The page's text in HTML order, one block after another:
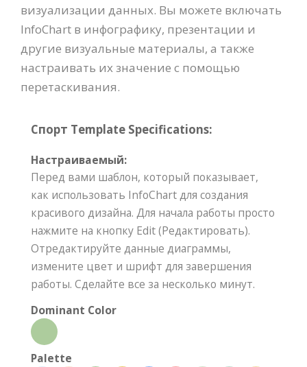
визуализации данных. Вы можете включать
InfoChart в инфографику, презентации и
другие визуальные материалы, а также
настраивать их значение с помощью
перетаскивания.
Спорт Template Specifications:
Настраиваемый:
Перед вами шаблон, который показывает,
как использовать InfoChart для создания
красивого дизайна. Для начала работы просто
нажмите на кнопку Edit (Редактировать).
Отредактируйте данные диаграммы,
измените цвет и шрифт для завершения
работы. Сделайте все за несколько минут.
Dominant Color
Palette